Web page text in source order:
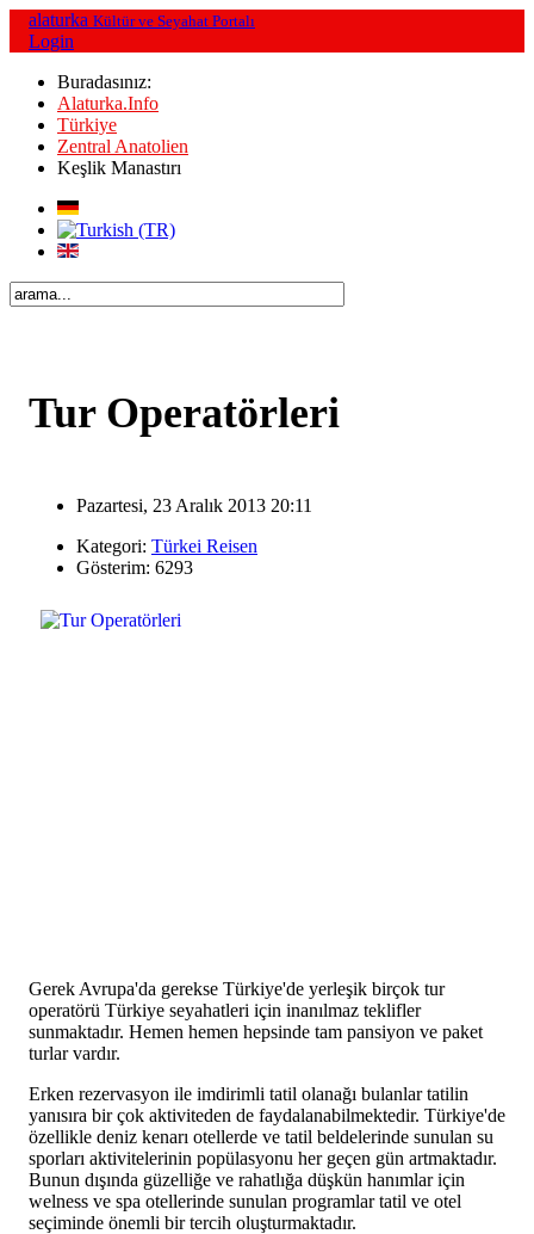
alaturka Kültür ve Seyahat Portalı
Login
Buradasınız:
Alaturka.Info
Türkiye
Zentral Anatolien
Keşlik Manastırı
Tur Operatörleri
Pazartesi, 23 Aralık 2013 20:11
Kategori: Türkei Reisen
Gösterim: 6293
Gerek Avrupa'da gerekse Türkiye'de yerleşik birçok tur
operatörü Türkiye seyahatleri için inanılmaz teklifler
sunmaktadır. Hemen hemen hepsinde tam pansiyon ve paket
turlar vardır.
Erken rezervasyon ile imdirimli tatil olanağı bulanlar tatilin
yanısıra bir çok aktiviteden de faydalanabilmektedir. Türkiye'de
özellikle deniz kenarı otellerde ve tatil beldelerinde sunulan su
sporları aktivitelerinin popülasyonu her geçen gün artmaktadır.
Bunun dışında güzelliğe ve rahatlığa düşkün hanımlar için
welness ve spa otellerinde sunulan programlar tatil ve otel
seçiminde önemli bir tercih oluşturmaktadır.